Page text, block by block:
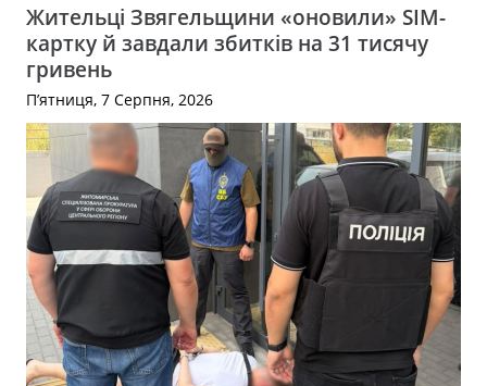
Жительці Звягельщини «оновили» SIM-
картку й завдали збитків на 31 тисячу
гривень
П’ятниця, 7 Серпня, 2026